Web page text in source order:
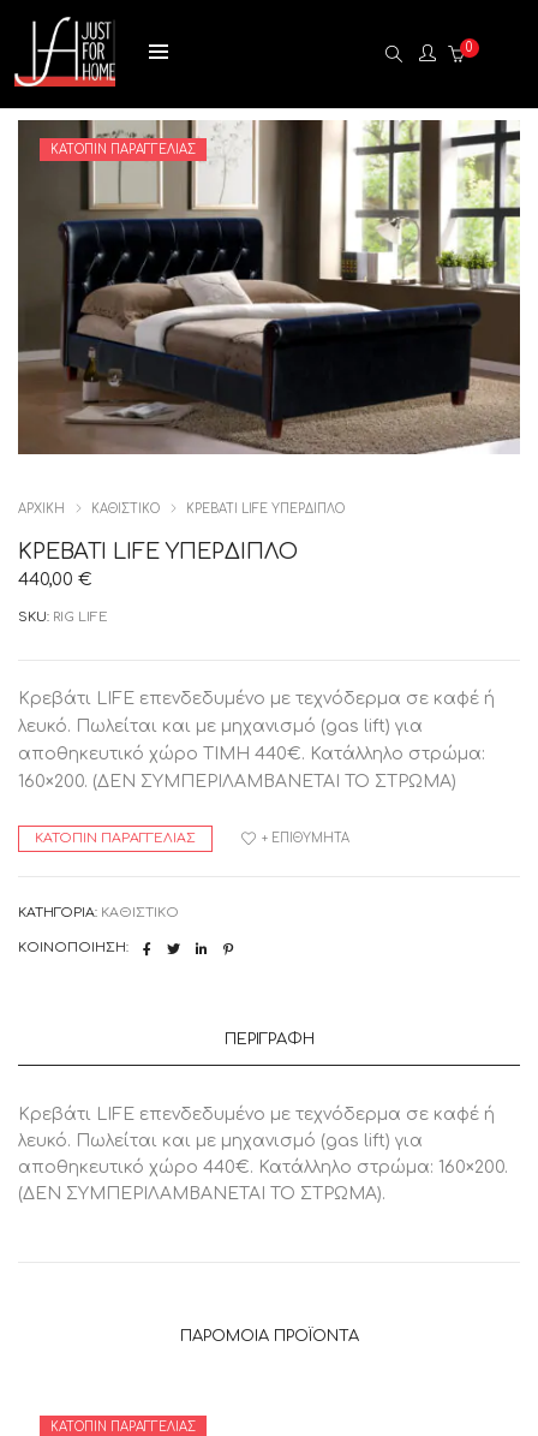
0
ΚΑΤΌΠΙΝ ΠΑΡΑΓΓΕΛΊΑΣ
ΑΡΧΙΚΉ ΚΑΘΙΣΤΙΚΟ ΚΡΕΒΑΤΙ LIFE ΥΠΕΡΔΙΠΛΟ
ΚΡΕΒΑΤΙ LIFE ΥΠΕΡΔΙΠΛΟ
440,00 €
SKU: RIG LIFE
Κρεβάτι LIFE επενδεδυμένο με τεχνόδερμα σε καφέ ή
λευκό. Πωλείται και με μηχανισμό (gas lift) για
αποθηκευτικό χώρο ΤΙΜΗ 440€. Κατάλληλο στρώμα:
160×200. (ΔΕΝ ΣΥΜΠΕΡΙΛΑΜΒΑΝΕΤΑΙ ΤΟ ΣΤΡΩΜΑ)
ΚΑΤΌΠΙΝ ΠΑΡΑΓΓΕΛΊΑΣ + ΕΠΙΘΥΜΗΤΆ
ΚΑΤΗΓΟΡΊΑ: ΚΑΘΙΣΤΙΚΟ
ΚΟΙΝΟΠΟΊΗΣΗ:
ΠΕΡΙΓΡΑΦΉ
Κρεβάτι LIFE επενδεδυμένο με τεχνόδερμα σε καφέ ή
λευκό. Πωλείται και με μηχανισμό (gas lift) για
αποθηκευτικό χώρο 440€. Κατάλληλο στρώμα: 160×200.
(ΔΕΝ ΣΥΜΠΕΡΙΛΑΜΒΑΝΕΤΑΙ ΤΟ ΣΤΡΩΜΑ).
ΠΑΡΌΜΟΙΑ ΠΡΟΪΌΝΤΑ
ΚΑΤΌΠΙΝ ΠΑΡΑΓΓΕΛΊΑΣ